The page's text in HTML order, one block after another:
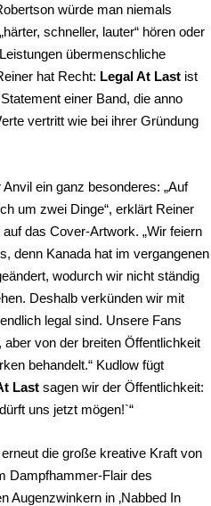
würde man niemals
schneller, lauter“ hören oder
übermenschliche
hat Recht: Legal At Last ist
einer Band, die anno
vertritt wie bei ihrer Gründung
ein ganz besonderes: „Auf
um zwei Dinge“, erklärt Reiner
das Cover-Artwork. „Wir feiern
denn Kanada hat im vergangenen
wodurch wir nicht ständig
Deshalb verkünden wir mit
legal sind. Unsere Fans
von der breiten Öffentlichkeit
behandelt.“ Kudlow fügt
Last sagen wir der Öffentlichkeit:
uns jetzt mögen!`“
die große kreative Kraft von
Dampfhammer-Flair des
Augenzwinkern in ‚Nabbed In